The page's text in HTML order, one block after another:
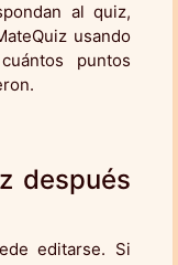
al quiz,
usando
puntos
después
editarse. Si